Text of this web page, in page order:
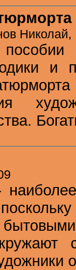
Николай,
и